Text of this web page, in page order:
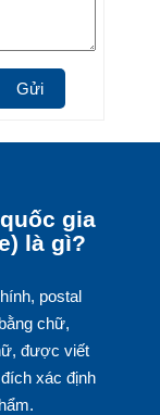
Gửi
gia
là gì?
postal
chữ,
được viết
xác định